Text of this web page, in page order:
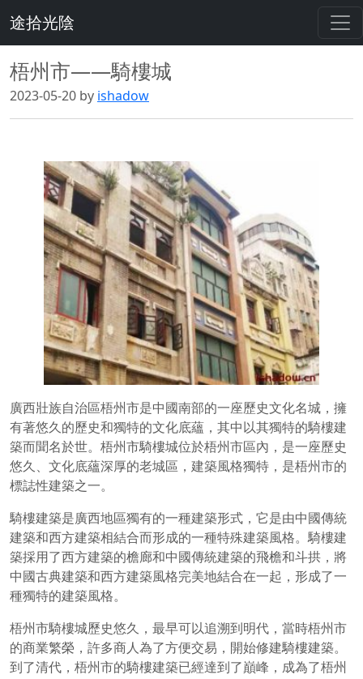
途拾光陰
梧州市——騎樓城
2023-05-20 by ishadow
廣西壯族自治區梧州市是中國南部的一座歷史文化名城，擁
有著悠久的歷史和獨特的文化底蘊，其中以其獨特的騎樓建
築而聞名於世。梧州市騎樓城位於梧州市區內，是一座歷史
悠久、文化底蘊深厚的老城區，建築風格獨特，是梧州市的
標誌性建築之一。
騎樓建築是廣西地區獨有的一種建築形式，它是由中國傳統
建築和西方建築相結合而形成的一種特殊建築風格。騎樓建
築採用了西方建築的檐廊和中國傳統建築的飛檐和斗拱，將
中國古典建築和西方建築風格完美地結合在一起，形成了一
種獨特的建築風格。
梧州市騎樓城歷史悠久，最早可以追溯到明代，當時梧州市
的商業繁榮，許多商人為了方便交易，開始修建騎樓建築。
到了清代，梧州市的騎樓建築已經達到了巔峰，成為了梧州